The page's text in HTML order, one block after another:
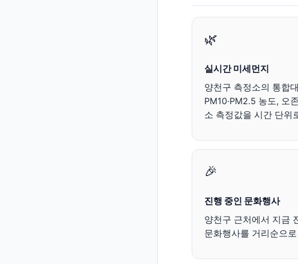
🌿
실시간 미세먼지
양천구 측정소의 통합
PM10·PM2.5 농도, 오
소 측정값을 시간 단위
🎉
진행 중인 문화행사
양천구 근처에서 지금
문화행사를 거리순으